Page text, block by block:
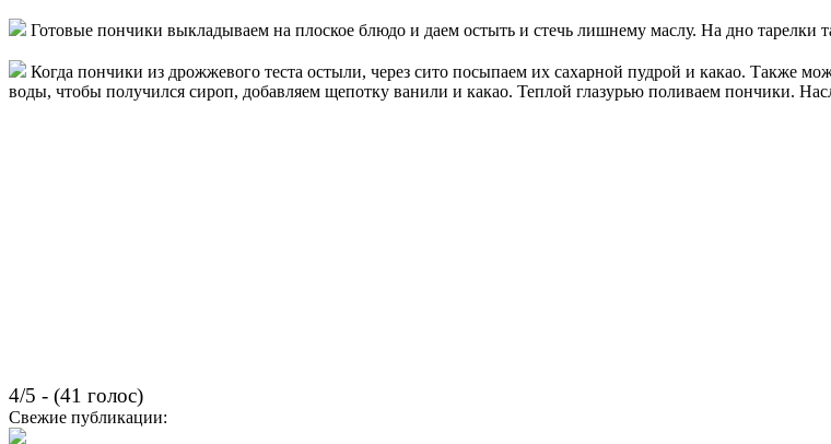
Готовые пончики выкладываем на плоское блюдо и даем остыть и стечь лишнему маслу. На дно
Когда пончики из дрожжевого теста остыли, через сито посыпаем их сахарной пудрой и какао. Также
воды, чтобы получился сироп, добавляем щепотку ванили и какао. Теплой глазурью поливаем пончики.
4/5 - (41 голос)
Свежие публикации: